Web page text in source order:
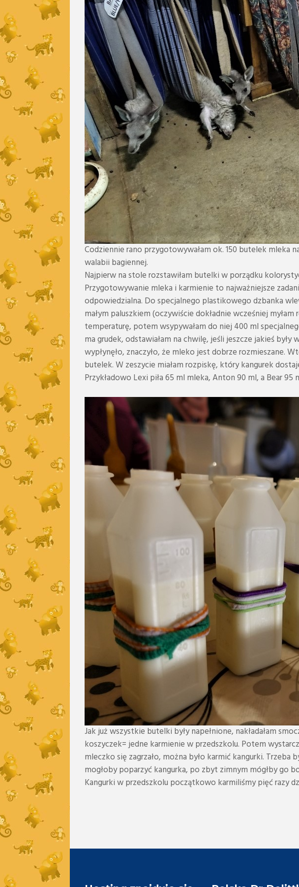
Codziennie rano przygotowywałam ok. 150 butelek mleka
walabii bagiennej.
Najpierw na stole rozstawiłam butelki w porządku
Przygotowywanie mleka i karmienie to najważniejsze
odpowiedzialna. Do specjalnego plastikowego dzbanka
małym paluszkiem (oczywiście dokładnie wcześniej
temperaturę, potem wsypywałam do niej 400 ml
ma grudek, odstawiałam na chwilę, jeśli jeszcze jakieś były
wypłynęło, znaczyło, że mleko jest dobrze rozmieszane.
butelek. W zeszycie miałam rozpiskę, który kangurek
Przykładowo Lexi piła 65 ml mleka, Anton 90 ml, a Bear
Jak już wszystkie butelki były napełnione, nakładałam
koszyczek= jedne karmienie w przedszkolu. Potem
mleczko się zagrzało, można było karmić kangurki.
mogłoby poparzyć kangurka, po zbyt zimnym mógłby go
Kangurki w przedszkolu początkowo karmiliśmy pięć razy